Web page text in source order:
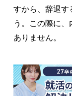
すから、辞退す
う。この際に
ありません。